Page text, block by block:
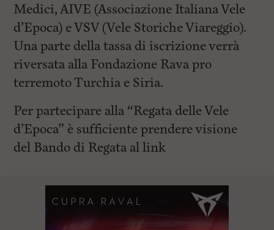
Medici,AIVE (Associazione Italiana Vele
d’Epoca) eVSV(Vele Storiche Viareggio).
Una parte della tassa di iscrizione verrà
riversata alla Fondazione Ravapro
terremoto Turchia e Siria.
Per partecipare alla “Regata delle Vele
d’Epoca” è sufficiente prendere visione
del Bando di Regata al link